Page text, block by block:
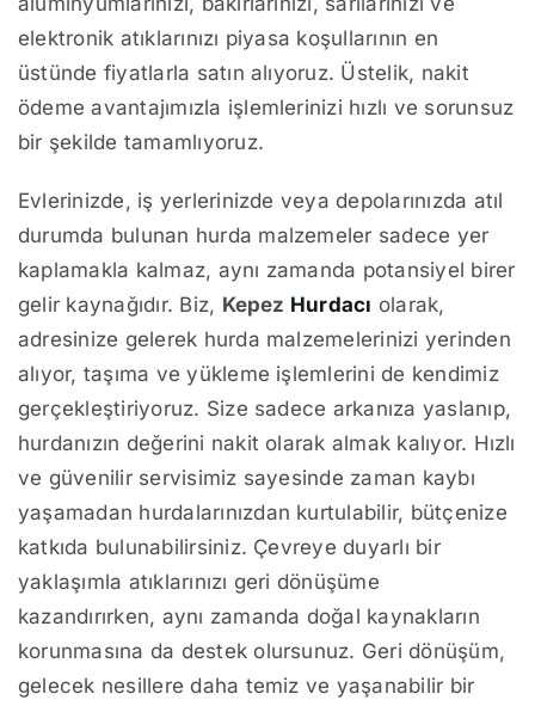
elektronik atıklarınızı piyasa koşullarının en
üstünde fiyatlarla satın alıyoruz. Üstelik, nakit
ödeme avantajımızla işlemlerinizi hızlı ve sorunsuz
bir şekilde tamamlıyoruz.
Evlerinizde, iş yerlerinizde veya depolarınızda atıl
durumda bulunan hurda malzemeler sadece yer
kaplamakla kalmaz, aynı zamanda potansiyel birer
gelir kaynağıdır. Biz, Kepez Hurdacı olarak,
adresinize gelerek hurda malzemelerinizi yerinden
alıyor, taşıma ve yükleme işlemlerini de kendimiz
gerçekleştiriyoruz. Size sadece arkanıza yaslanıp,
hurdanızın değerini nakit olarak almak kalıyor. Hızlı
ve güvenilir servisimiz sayesinde zaman kaybı
yaşamadan hurdalarınızdan kurtulabilir, bütçenize
katkıda bulunabilirsiniz. Çevreye duyarlı bir
yaklaşımla atıklarınızı geri dönüşüme
kazandırırken, aynı zamanda doğal kaynakların
korunmasına da destek olursunuz. Geri dönüşüm,
gelecek nesillere daha temiz ve yaşanabilir bir